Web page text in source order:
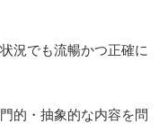
況でも流暢かつ正確に
的・抽象的な内容を問